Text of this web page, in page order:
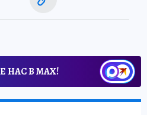
НАС В МАХ!